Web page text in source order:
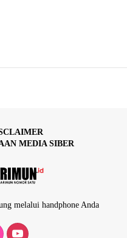
MEDIA SIBER
melalui handphone Anda